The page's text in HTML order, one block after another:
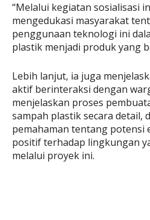
“Melalui kegiatan sosialisasi
mengedukasi masyarakat
penggunaan teknologi ini
plastik menjadi produk yang
Lebih lanjut, ia juga
aktif berinteraksi dengan
menjelaskan proses
sampah plastik secara detail,
pemahaman tentang potensi
positif terhadap lingkungan
melalui proyek ini.